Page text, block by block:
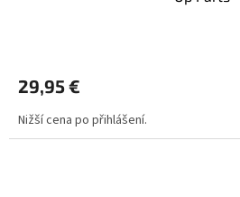
29,95 €
Nižší cena po přihlášení.